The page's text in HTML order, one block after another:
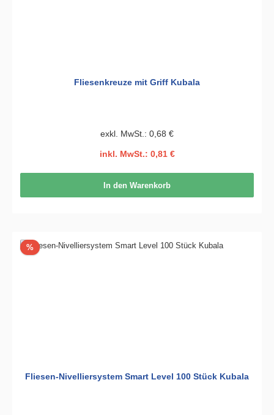
Fliesenkreuze mit Griff Kubala
exkl. MwSt.: 0,68 €
inkl. MwSt.: 0,81 €
In den Warenkorb
%Rabatt
Fliesen-Nivelliersystem Smart Level 100 Stück Kubala